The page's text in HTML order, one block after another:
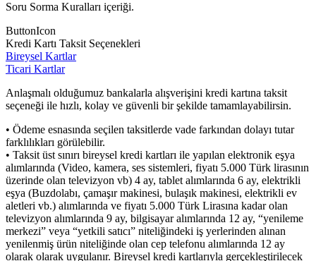
Soru Sorma Kuralları içeriği.
ButtonIcon
Kredi Kartı Taksit Seçenekleri
Bireysel Kartlar
Ticari Kartlar
Anlaşmalı olduğumuz bankalarla alışverişini kredi kartına taksit
seçeneği ile hızlı, kolay ve güvenli bir şekilde tamamlayabilirsin.
• Ödeme esnasında seçilen taksitlerde vade farkından dolayı tutar
farklılıkları görülebilir.
• Taksit üst sınırı bireysel kredi kartları ile yapılan elektronik eşya
alımlarında (Video, kamera, ses sistemleri, fiyatı 5.000 Türk lirasının
üzerinde olan televizyon vb) 4 ay, tablet alımlarında 6 ay, elektrikli
eşya (Buzdolabı, çamaşır makinesi, bulaşık makinesi, elektrikli ev
aletleri vb.) alımlarında ve fiyatı 5.000 Türk Lirasına kadar olan
televizyon alımlarında 9 ay, bilgisayar alımlarında 12 ay, “yenileme
merkezi” veya “yetkili satıcı” niteliğindeki iş yerlerinden alınan
yenilenmiş ürün niteliğinde olan cep telefonu alımlarında 12 ay
olarak olarak uygulanır. Bireysel kredi kartlarıyla gerçekleştirilecek